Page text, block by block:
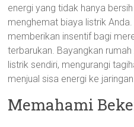
energi yang tidak hanya
menghemat biaya listrik
memberikan insentif bagi
terbarukan. Bayangkan
listrik sendiri, mengurangi
menjual sisa energi ke
Memahami